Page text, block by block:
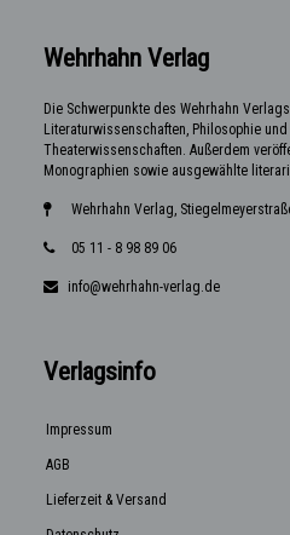
Wehrhahn Verlag
Die Schwerpunkte des Wehrhahn
Literaturwissenschaften, Philosophie
Theaterwissenschaften. Außerdem
Monographien sowie ausgewählte
Wehrhahn Verlag,
05 11 - 8 98 89 06
info@wehrhahn-verlag.de
Verlagsinfo
Impressum
AGB
Lieferzeit & Versand